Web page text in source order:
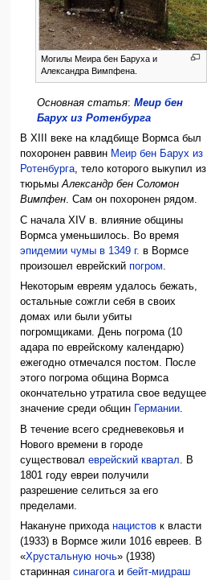
Могилы Меира бен Баруха и
Александра Вимпфена.
Основная статья: Меир бен
Барух из Ротенбурга
В XIII веке на кладбище Вормса был
похоронен раввин Меир бен Барух из
Ротенбурга, тело которого выкупил из
тюрьмыАлександр бен Соломон
Вимпфен. Сам он похоронен рядом.
С начала XIV в. влияние общины
Вормса уменьшилось. Во время
эпидемии чумы в 1349 г. в Вормсе
произошел еврейскийпогром.
Некоторым евреям удалось бежать,
остальные сожгли себя в своих
домах или были убиты
погромщиками. День погрома (10
адара по еврейскому календарю)
ежегодно отмечался постом. После
этого погрома община Вормса
окончательно утратила свое ведущее
значение среди общин
Германии.
В течение всего средневековья и
Нового времени в городе
существовалеврейский квартал . В
1801 году евреи получили
разрешение селиться за его
пределами.
Накануне приходанацистов к власти
(1933) в Вормсе жили 1016 евреев. В
«Хрустальную ночь» (1938)
стариннаясинагогаибейт-мидраш